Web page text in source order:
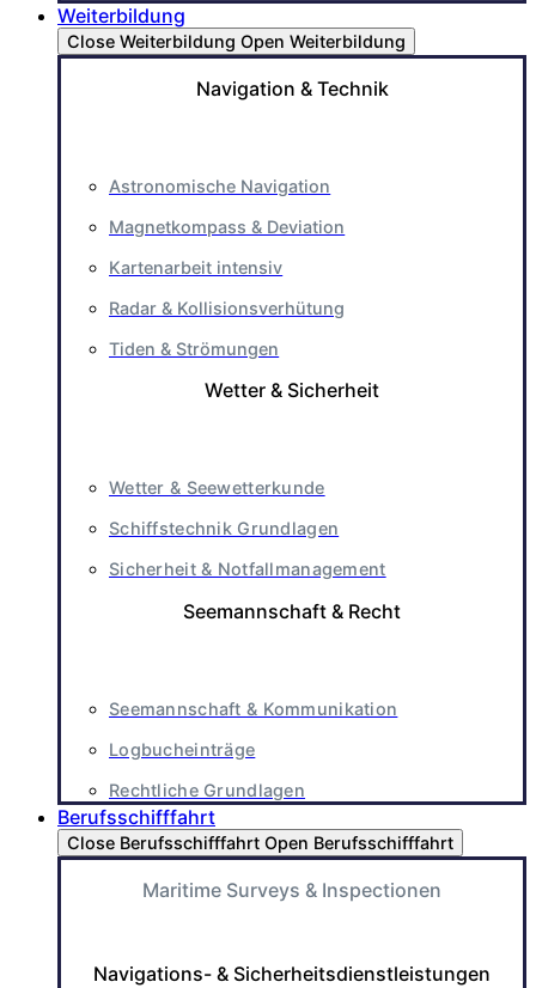
Weiterbildung
Close Weiterbildung Open Weiterbildung
Navigation & Technik
Astronomische Navigation
Magnetkompass & Deviation
Kartenarbeit intensiv
Radar & Kollisionsverhütung
Tiden & Strömungen
Wetter & Sicherheit
Wetter & Seewetterkunde
Schiffstechnik Grundlagen
Sicherheit & Notfallmanagement
Seemannschaft & Recht
Seemannschaft & Kommunikation
Logbucheinträge
Rechtliche Grundlagen
Berufsschifffahrt
Close Berufsschifffahrt Open Berufsschifffahrt
Maritime Surveys & Inspectionen
Navigations- & Sicherheitsdienstleistungen